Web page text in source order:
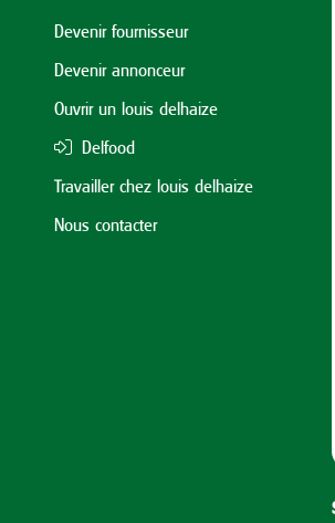
Devenir fournisseur
Devenir annonceur
Ouvrir un louis delhaize
Delfood
Travailler chez louis delhaize
Nous contacter